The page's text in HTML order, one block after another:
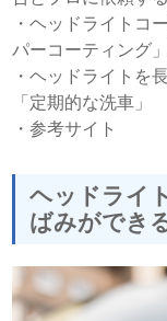
・ヘッドライトコ
パーコーティング
・ヘッドライトを
「定期的な洗車」
・参考サイト
ヘッドライ
ばみができ